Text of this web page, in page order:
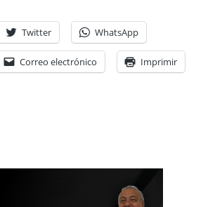
Twitter WhatsApp
Correo electrónico Imprimir